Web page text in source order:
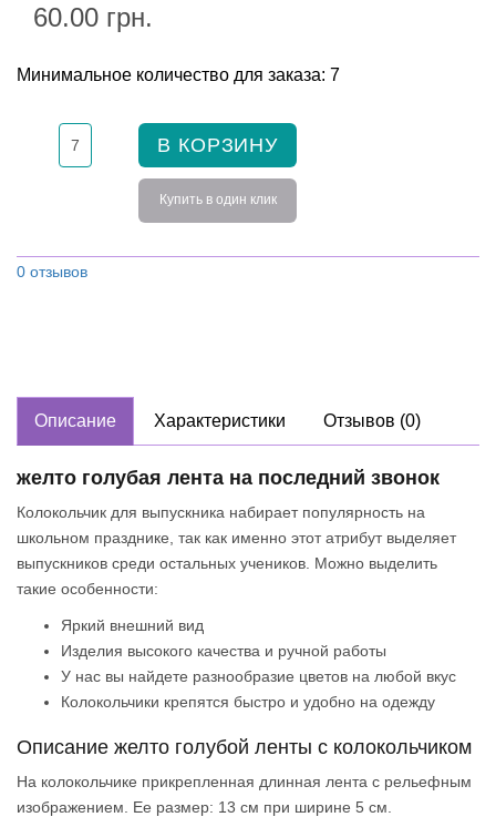
60.00 грн.
Минимальное количество для заказа: 7
В КОРЗИНУ
Купить в один клик
0 отзывов
Описание Характеристики Отзывов (0)
желто голубая лента на последний звонок
Колокольчик для выпускника набирает популярность на
школьном празднике, так как именно этот атрибут выделяет
выпускников среди остальных учеников. Можно выделить
такие особенности:
Яркий внешний вид
Изделия высокого качества и ручной работы
У нас вы найдете разнообразие цветов на любой вкус
Колокольчики крепятся быстро и удобно на одежду
Описание желто голубой ленты с колокольчиком
На колокольчике прикрепленная длинная лента с рельефным
изображением. Ее размер: 13 см при ширине 5 см.